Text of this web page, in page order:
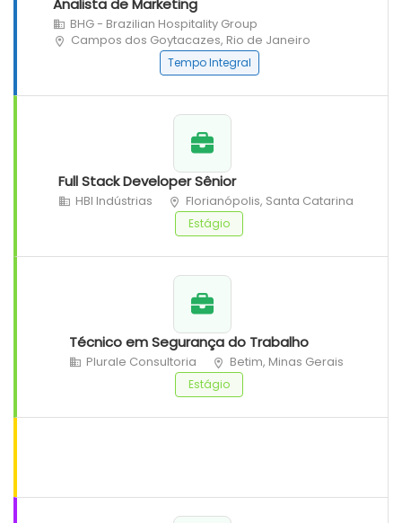
Analista de Marketing
BHG - Brazilian Hospitality Group
Campos dos Goytacazes, Rio de Janeiro
Tempo Integral
Full Stack Developer Sênior
HBI Indústrias Florianópolis, Santa Catarina
Estágio
Técnico em Segurança do Trabalho
Plurale Consultoria Betim, Minas Gerais
Estágio